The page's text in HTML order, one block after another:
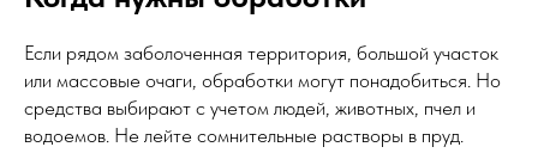
Если рядом заболоченная территория, большой участок
или массовые очаги, обработки могут понадобиться. Но
средства выбирают с учетом людей, животных, пчел и
водоемов. Не лейте сомнительные растворы в пруд.